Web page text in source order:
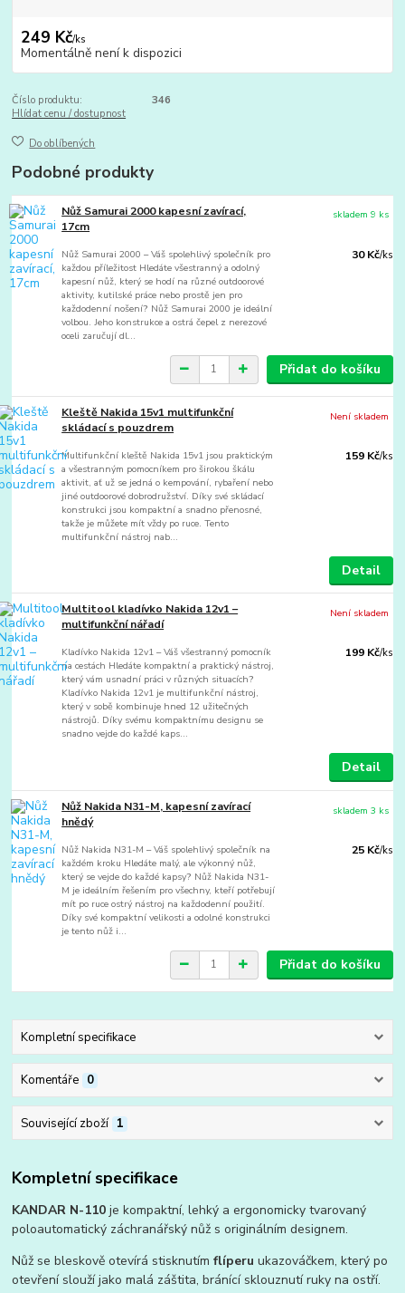
249 Kč/ks
Momentálně není k dispozici
Číslo produktu:
346
Hlídat cenu / dostupnost
Do oblíbených
Podobné produkty
Nůž Samurai 2000 kapesní zavírací,
17cm
Nůž Samurai 2000 – Váš spolehlivý společník pro
každou příležitost Hledáte všestranný a odolný
kapesní nůž, který se hodí na různé outdoorové
aktivity, kutilské práce nebo prostě jen pro
každodenní nošení? Nůž Samurai 2000 je ideální
volbou. Jeho konstrukce a ostrá čepel z nerezové
oceli zaručují dl...
30 Kč/ks
skladem 9 ks
Přidat do košíku
Kleště Nakida 15v1 multifunkční
skládací s pouzdrem
Multifunkční kleště Nakida 15v1 jsou praktickým
a všestranným pomocníkem pro širokou škálu
aktivit, ať už se jedná o kempování, rybaření nebo
jiné outdoorové dobrodružství. Díky své skládací
konstrukci jsou kompaktní a snadno přenosné,
takže je můžete mít vždy po ruce. Tento
multifunkční nástroj nab...
159 Kč/ks
Není skladem
Detail
Multitool kladívko Nakida 12v1 –
multifunkční nářadí
Kladívko Nakida 12v1 – Váš všestranný pomocník
na cestách Hledáte kompaktní a praktický nástroj,
který vám usnadní práci v různých situacích?
Kladívko Nakida 12v1 je multifunkční nástroj,
který v sobě kombinuje hned 12 užitečných
nástrojů. Díky svému kompaktnímu designu se
snadno vejde do každé kaps...
199 Kč/ks
Není skladem
Detail
Nůž Nakida N31-M, kapesní zavírací
hnědý
Nůž Nakida N31-M – Váš spolehlivý společník na
každém kroku Hledáte malý, ale výkonný nůž,
který se vejde do každé kapsy? Nůž Nakida N31-
M je ideálním řešením pro všechny, kteří potřebují
mít po ruce ostrý nástroj na každodenní použití.
Díky své kompaktní velikosti a odolné konstrukci
je tento nůž i...
25 Kč/ks
skladem 3 ks
Přidat do košíku
Kompletní specifikace
Komentáře 0
Související zboží 1
Kompletní specifikace
KANDAR N-110 je kompaktní, lehký a ergonomicky tvarovaný
poloautomatický záchranářský nůž s originálním designem.
Nůž se bleskově otevírá stisknutímflíperu ukazováčkem, který po
otevření slouží jako malá záštita, bránící sklouznutí ruky na ostří.